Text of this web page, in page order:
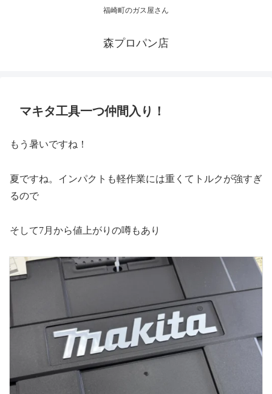
福崎町のガス屋さん
森プロパン店
マキタ工具一つ仲間入り！
もう暑いですね！
夏ですね。インパクトも軽作業には重くてトルクが強すぎ
るので
そして7月から値上がりの噂もあり